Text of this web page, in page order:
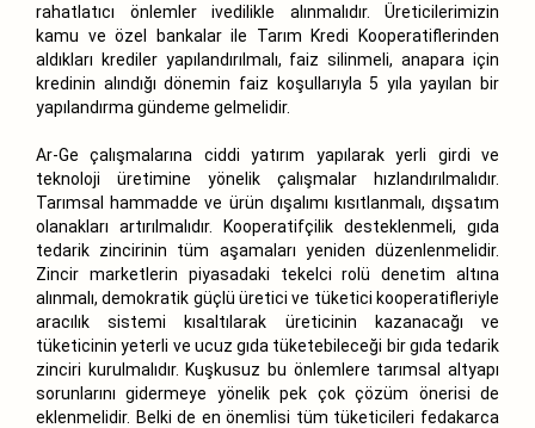
rahatlatıcı önlemler ivedilikle alınmalıdır. Üreticilerimizin
kamu ve özel bankalar ile Tarım Kredi Kooperatiflerinden
aldıkları krediler yapılandırılmalı, faiz silinmeli, anapara için
kredinin alındığı dönemin faiz koşullarıyla 5 yıla yayılan bir
yapılandırma gündeme gelmelidir.
Ar-Ge çalışmalarına ciddi yatırım yapılarak yerli girdi ve
teknoloji üretimine yönelik çalışmalar hızlandırılmalıdır.
Tarımsal hammadde ve ürün dışalımı kısıtlanmalı, dışsatım
olanakları artırılmalıdır. Kooperatifçilik desteklenmeli, gıda
tedarik zincirinin tüm aşamaları yeniden düzenlenmelidir.
Zincir marketlerin piyasadaki tekelci rolü denetim altına
alınmalı, demokratik güçlü üretici ve tüketici kooperatifleriyle
aracılık sistemi kısaltılarak üreticinin kazanacağı ve
tüketicinin yeterli ve ucuz gıda tüketebileceği bir gıda tedarik
zinciri kurulmalıdır. Kuşkusuz bu önlemlere tarımsal altyapı
sorunlarını gidermeye yönelik pek çok çözüm önerisi de
eklenmelidir. Belki de en önemlisi tüm tüketicileri fedakarca